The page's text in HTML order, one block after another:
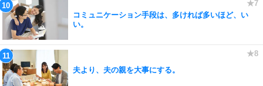
コミュニケーション手段は、多ければ多いほど、い
い。
夫より、夫の親を大事にする。